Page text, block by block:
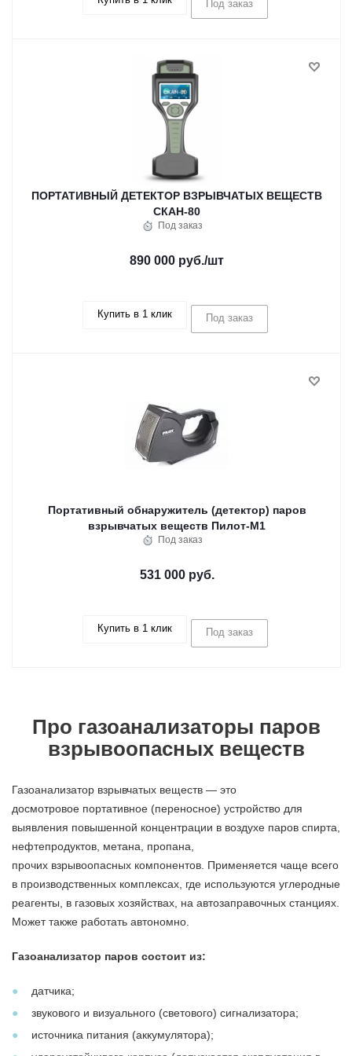
Под заказ
ПОРТАТИВНЫЙ ДЕТЕКТОР ВЗРЫВЧАТЫХ ВЕЩЕСТВ
СКАН-80
Под заказ
890 000 руб./шт
Купить в 1 клик Под заказ
Портативный обнаружитель (детектор) паров
взрывчатых веществ Пилот-М1
Под заказ
531 000 руб.
Купить в 1 клик Под заказ
Про газоанализаторы паров
взрывоопасных веществ
Газоанализатор взрывчатых веществ — это
досмотровое портативное (переносное) устройство для
выявления повышенной концентрации в воздухе паров спирта,
нефтепродуктов, метана, пропана,
прочих взрывоопасных компонентов. Применяется чаще всего
в производственных комплексах, где используются углеродные
реагенты, в газовых хозяйствах, на автозаправочных станциях.
Может также работать автономно.
Газоанализатор паров состоит из:
датчика;
звукового и визуального (светового) сигнализатора;
источника питания (аккумулятора);